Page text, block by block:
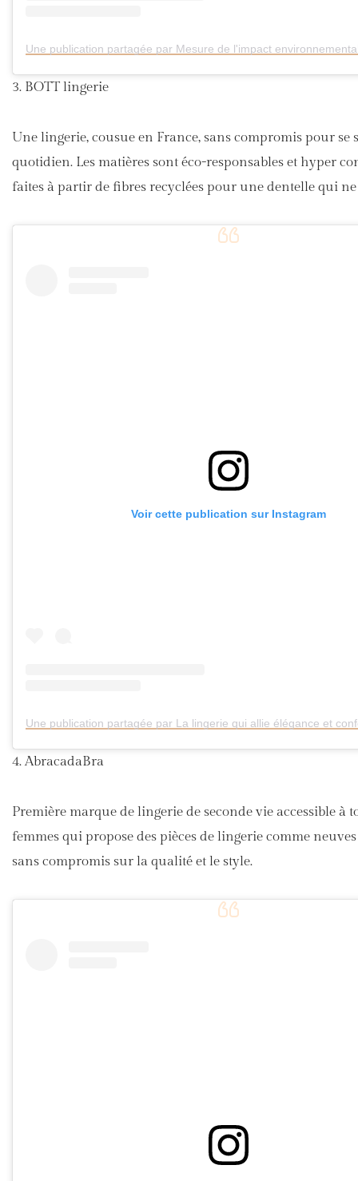
3. BOTT lingerie
Une lingerie, cousue en France, sans compromis pour se
quotidien. Les matières sont éco-responsables et hyper
faites à partir de fibres recyclées pour une dentelle qui ne
Voir cette publication sur Instagram
4. AbracadaBra
Première marque de lingerie de seconde vie accessible à
femmes qui propose des pièces de lingerie comme
sans compromis sur la qualité et le style.